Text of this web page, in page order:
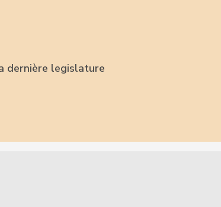
dernière legislature